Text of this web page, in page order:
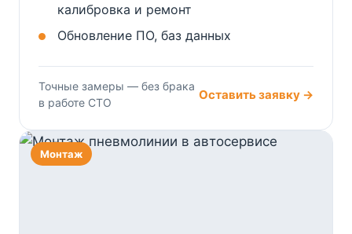
калибровка и ремонт
Обновление ПО, баз данных
Точные замеры — без брака
в работе СТО
Оставить заявку →
Монтаж